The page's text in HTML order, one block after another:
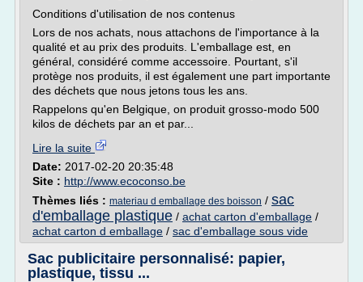
Conditions d'utilisation de nos contenus
Lors de nos achats, nous attachons de l'importance à la
qualité et au prix des produits. L'emballage est, en
général, considéré comme accessoire. Pourtant, s'il
protège nos produits, il est également une part importante
des déchets que nous jetons tous les ans.
Rappelons qu'en Belgique, on produit grosso-modo 500
kilos de déchets par an et par...
Lire la suite
Date: 2017-02-20 20:35:48
Site : http://www.ecoconso.be
Thèmes liés : materiau d emballage des boisson / sac
d'emballage plastique / achat carton d'emballage /
achat carton d emballage / sac d'emballage sous vide
Sac publicitaire personnalisé: papier,
plastique, tissu ...